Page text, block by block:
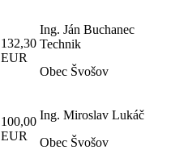
132,30
EUR
Ing. Ján Buchanec
Technik
Obec Švošov
100,00
EUR
Ing. Miroslav Lukáč
Obec Švošov